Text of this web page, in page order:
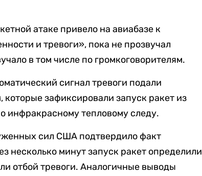
атаке привело на авиабазе к
и тревоги», пока не прозвучал
в том числе по громкоговорителям.
сигнал тревоги подали
зафиксировали запуск ракет из
инфракрасному тепловому следу.
сил США подтвердило факт
несколько минут запуск ракет определили
отбой тревоги. Аналогичные выводы